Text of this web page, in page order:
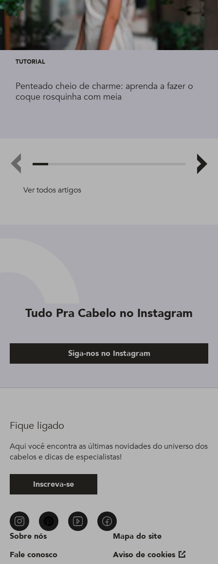
Ver todos artigos
TUTORIAL
Penteado cheio de charme: aprenda a fazer o
coque rosquinha com meia
Tudo Pra Cabelo no Instagram
Siga-nos no Instagram
Sobre nós
Fale conosco
Mapa do site
Aviso de cookies
Fique ligado
Aqui você encontra as últimas novidades do universo dos
cabelos e dicas de especialistas!
Inscreva-se